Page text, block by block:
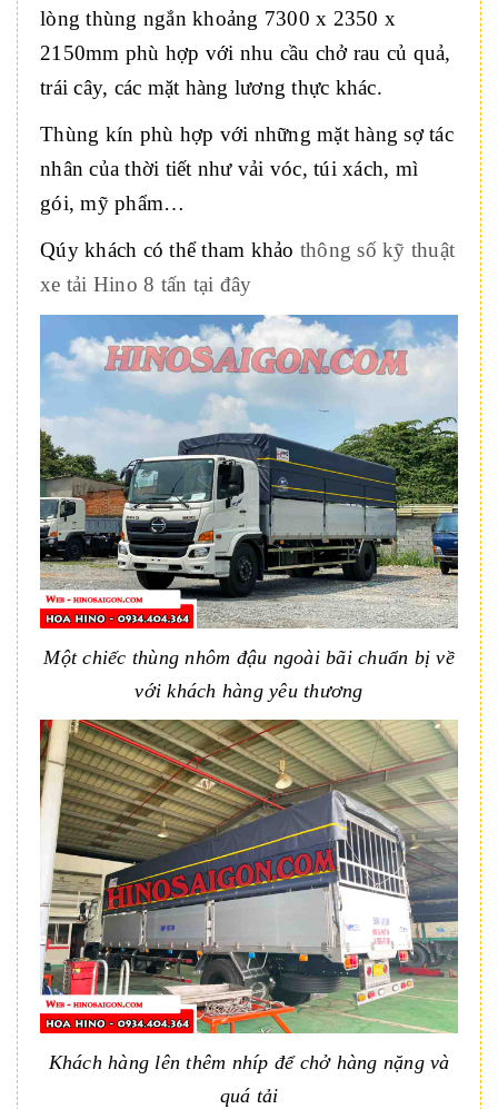
lòng thùng ngắn khoảng 7300 x 2350 x
2150mm phù hợp với nhu cầu chở rau củ quả,
trái cây, các mặt hàng lương thực khác.
Thùng kín phù hợp với những mặt hàng sợ tác
nhân của thời tiết như vải vóc, túi xách, mì
gói, mỹ phẩm…
Qúy khách có thể tham khảo thông số kỹ thuật
xe tải Hino 8 tấn tại đây
Một chiếc thùng nhôm đậu ngoài bãi chuẩn bị về
với khách hàng yêu thương
Khách hàng lên thêm nhíp để chở hàng nặng và
quá tải